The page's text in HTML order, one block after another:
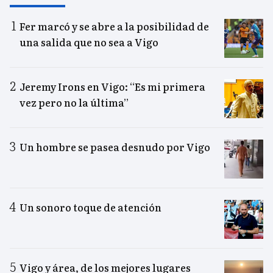
Fer marcó y se abre a la posibilidad de
una salida que no sea a Vigo
Jeremy Irons en Vigo: “Es mi primera
vez pero no la última”
Un hombre se pasea desnudo por Vigo
Un sonoro toque de atención
Vigo y área, de los mejores lugares